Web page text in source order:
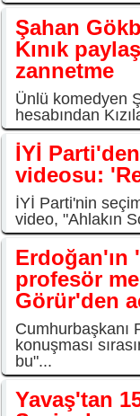
Şahan
Kınık
zannetme
Ünlü komedyen
hesabından
İYİ
videosu:
İYİ Parti'nin
video, "Ahlakın
Erdoğan'ın
profesör
Görür'den
Cumhurbaşkanı
konuşması
bu"...
Yavaş'tan